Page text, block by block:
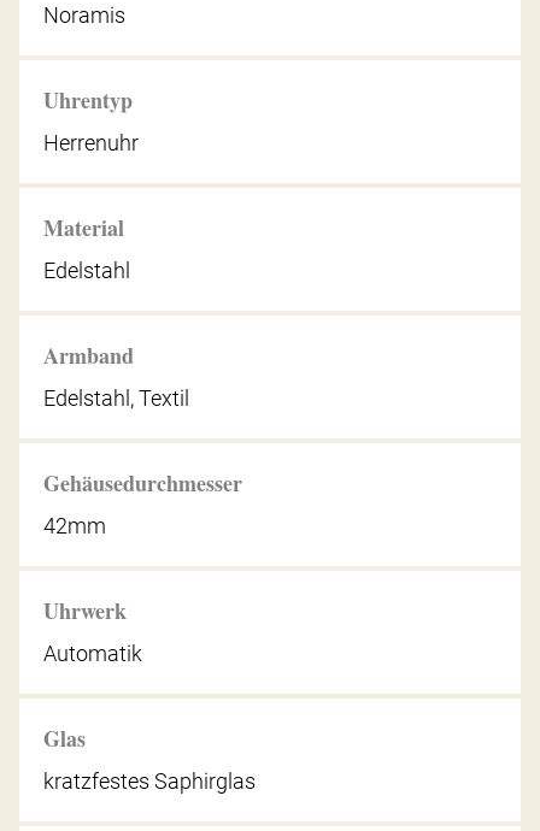
Noramis
Uhrentyp
Herrenuhr
Material
Edelstahl
Armband
Edelstahl, Textil
Gehäusedurchmesser
42mm
Uhrwerk
Automatik
Glas
kratzfestes Saphirglas